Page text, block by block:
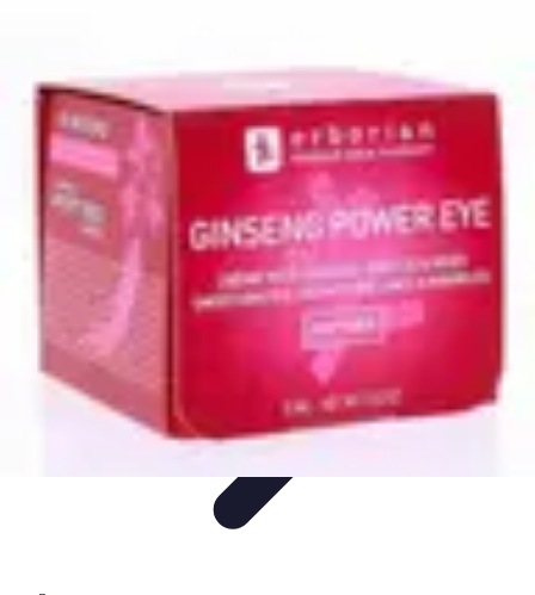
Soins Coréens